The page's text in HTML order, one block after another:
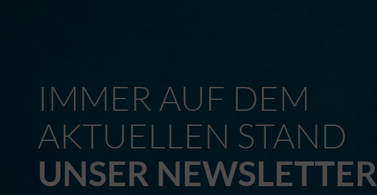
IMMER AUF DEM
AKTUELLEN STAND
UNSER NEWSLETTER